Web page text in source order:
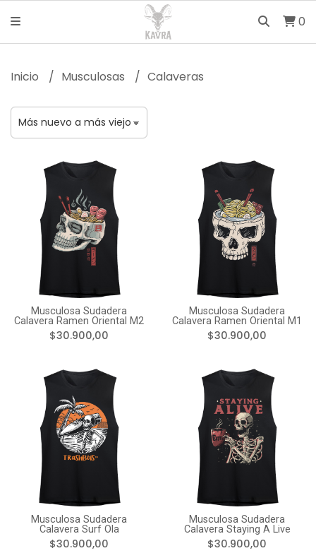
0
Inicio Musculosas Calaveras
Musculosa Sudadera
Calavera Ramen Oriental M2
$30.900,00
Musculosa Sudadera
Calavera Ramen Oriental M1
$30.900,00
Musculosa Sudadera
Calavera Surf Ola
$30.900,00
Musculosa Sudadera
Calavera Staying A Live
$30.900,00